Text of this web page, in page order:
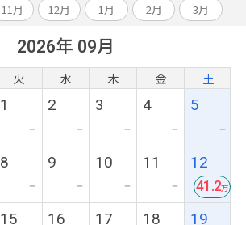
11月 12月 1月 2月 3月
2026年 09月
火 水 木 金 土
1
ー
2
ー
3
ー
4
ー
5
ー
8
ー
9
ー
10
ー
11
ー
12
41.2
15 16 17 18 19